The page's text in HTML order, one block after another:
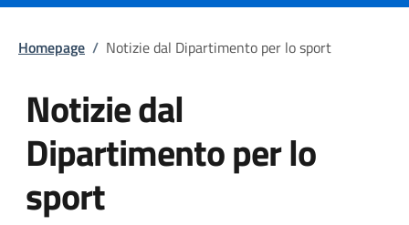
Homepage / Notizie dal Dipartimento per lo sport
Notizie dal
Dipartimento per lo
sport